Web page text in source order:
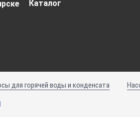
Каталог
для горячей воды и конденсата